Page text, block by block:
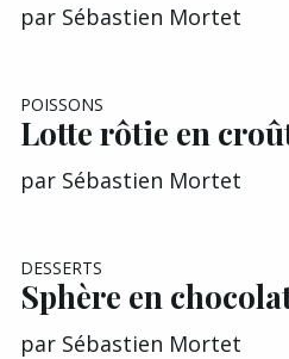
par Sébastien Mortet
POISSONS
Lotte rôtie en
par Sébastien Mortet
DESSERTS
Sphère en
par Sébastien Mortet